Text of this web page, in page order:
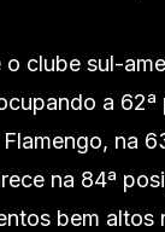
o clube sul-
a 62ª
na
na 84ª
bem altos